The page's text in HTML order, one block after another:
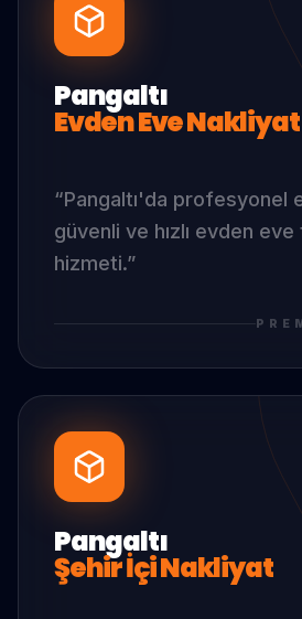
Pangaltı
Evden Eve Nakliyat
“Pangaltı'da profesyonel
güvenli ve hızlı evden eve
hizmeti.”
Pangaltı
Şehir İçi Nakliyat